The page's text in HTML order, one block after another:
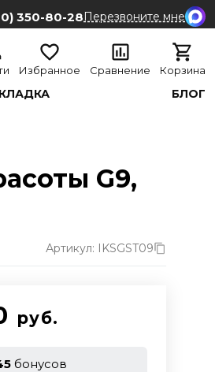
350-80-28Перезвоните мне
Избранное Сравнение Корзина
БЛОГ
G9,
Артикул: IKSGST09
руб.
бонусов